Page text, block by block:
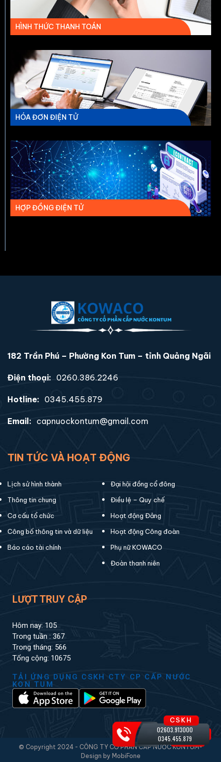
HÌNH THỨC THANH TOÁN
HÓA ĐƠN ĐIỆN TỬ
HỢP ĐỒNG ĐIỆN TỬ
182 Trần Phú – Phường Kon Tum – tỉnh Quảng Ngãi
Điện thoại: 0260.386.2246
Hotline: 0345.455.879
Email: capnuockontum@gmail.com
TIN TỨC VÀ HOẠT ĐỘNG
Lịch sử hình thành
Thông tin chung
Cơ cấu tổ chức
Công bố thông tin và dữ liệu
Báo cáo tài chính
Đại hội đồng cổ đông
Điều lệ – Quy chế
Hoạt động Đảng
Hoạt động Công đoàn
Phụ nữ KOWACO
Đoàn thanh niên
LƯỢT TRUY CẬP
Hôm nay: 105
Trong tuần : 367
Trong tháng: 566
Tổng cộng: 10675
TẢI ỨNG DỤNG CSKH CTY CP CẤP NƯỚC
KON TUM
© Copyright 2024 - CÔNG TY CỔ PHẦN CẤP NƯỚC KONTUM-
Design by MobiFone
CSKH
02603.913000
0345.455.879